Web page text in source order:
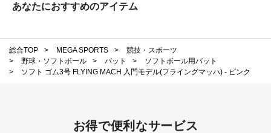
あなたにおすすめのアイテム
総合TOP > MEGA SPORTS >
競技・スポーツ
>
野球・ソフトボール > バット >
ソフトボール用バット
>
ソフト ゴム3号 FLYING MACH 入門モデル(フライングマッハ) - ピンク
お得で便利なサービス